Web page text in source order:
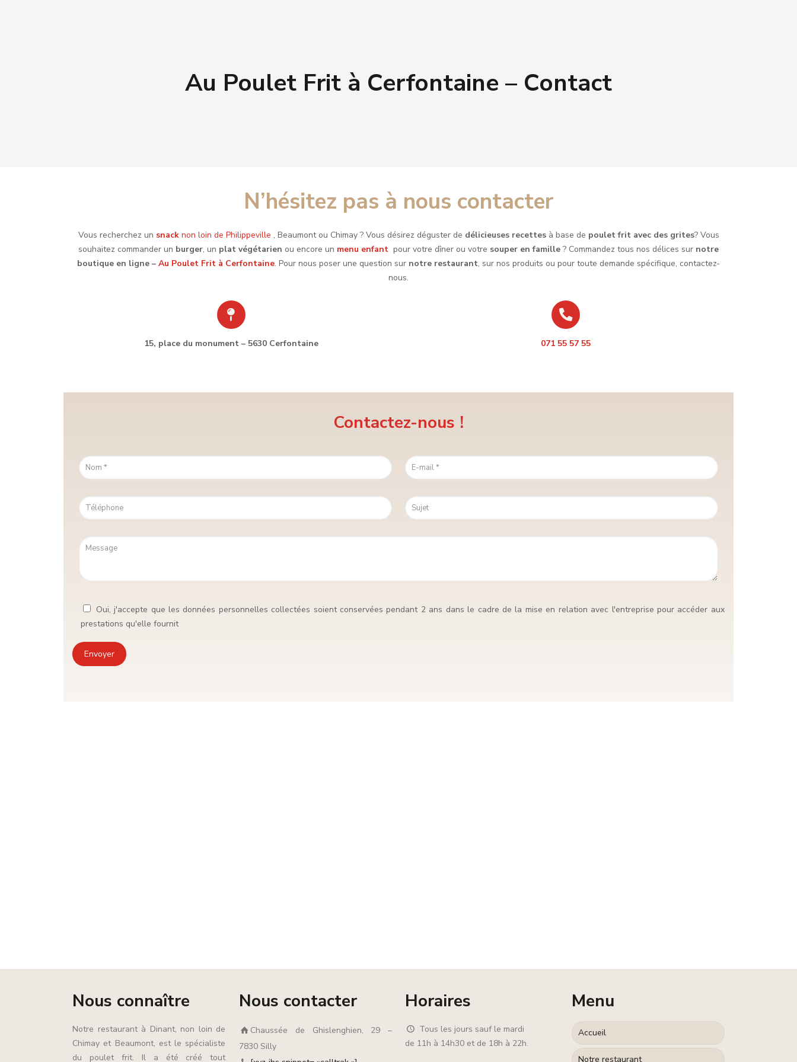
Au Poulet Frit à Cerfontaine – Contact
N’hésitez pas à nous contacter
Vous recherchez un snacknon loin de Philippeville , Beaumont ou Chimay ? Vous désirez déguster de délicieuses recettes à base de poulet frit avec des grites? Vous
souhaitez commander un burger, un plat végétarien ou encore un menu enfant pour votre dîner ou votre souper en famille? Commandez tous nos délices sur notre
boutique en ligne – Au Poulet Frit à Cerfontaine. Pour nous poser une question sur notre restaurant, sur nos produits ou pour toute demande spécifique, contactez-
nous.
15, place du monument – 5630 Cerfontaine 071 55 57 55
Contactez-nous !
Oui, j'accepte que les données personnelles collectées soient conservées pendant 2 ans dans le cadre de la mise en relation avec l'entreprise pour accéder aux
prestations qu'elle fournit
Nous connaître
Notre restaurant à Dinant, non loin de
Chimay et Beaumont, est le spécialiste
du poulet frit. Il a été créé tout
Nous contacter
Chaussée de Ghislenghien, 29 –
7830 Silly
Horaires
Tous les jours sauf le mardi
de 11h à 14h30 et de 18h à 22h.
Menu
Accueil
Notre restaurant